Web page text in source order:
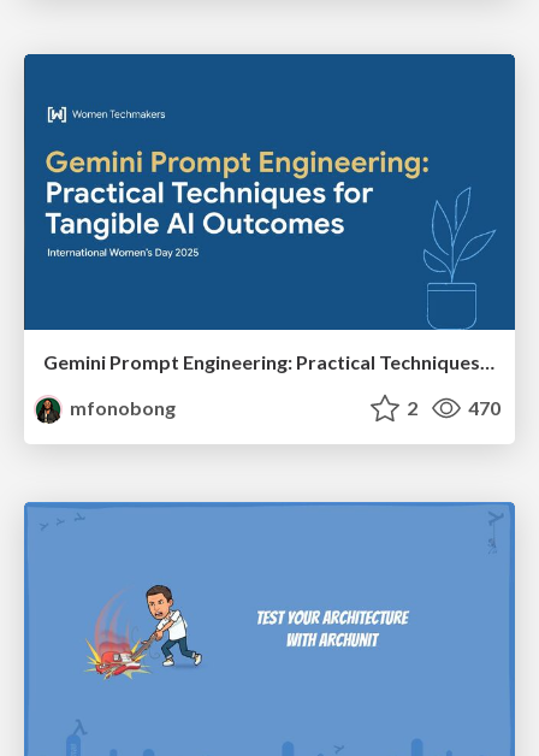
Gemini Prompt Engineering: Practical Techniques for Tangible AI Outcomes
mfonobong
2 470